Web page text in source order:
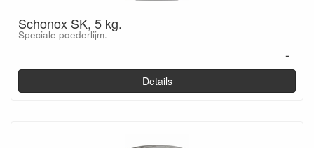
Schonox SK, 5 kg.
Speciale poederlijm.
-
Details